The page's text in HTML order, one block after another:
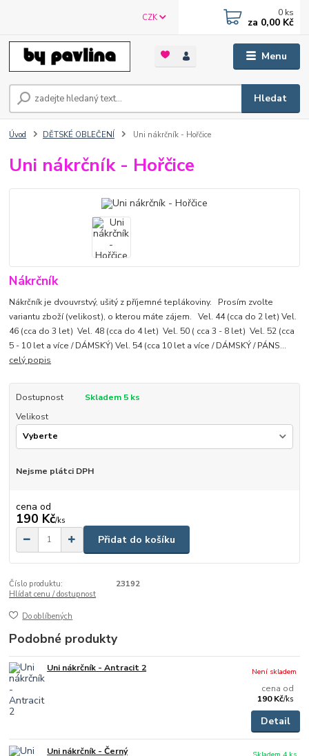
Menu
CZK
Hledat
0 ks
za 0,00 Kč
Úvod DĚTSKÉ OBLEČENÍ Uni nákrčník - Hořčice
Uni nákrčník - Hořčice
Nákrčník
Nákrčník je dvouvrstvý, ušitý z příjemné teplákoviny. Prosím zvolte
variantu zboží (velikost), o kterou máte zájem. Vel. 44 (cca do 2 let) Vel.
46 (cca do 3 let) Vel. 48 (cca do 4 let) Vel. 50 ( cca 3 - 8 let) Vel. 52 (cca
5 - 10 let a více / DÁMSKÝ) Vel. 54 (cca 10 let a více / DÁMSKÝ / PÁNS...
celý popis
Dostupnost
Skladem 5 ks
Velikost
Nejsme plátci DPH
cena od
190 Kč/ks
Přidat do košíku
Číslo produktu:
23192
Hlídat cenu / dostupnost
Do oblíbených
Podobné produkty
Uni nákrčník - Antracit 2
cena od
190 Kč/ks
Není skladem
Detail
Uni nákrčník - Černý